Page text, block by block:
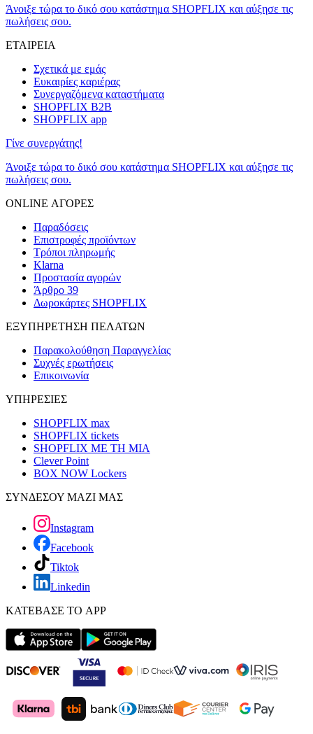
Άνοιξε τώρα το δικό σου κατάστημα SHOPFLIX και αύξησε τις
πωλήσεις σου.
ΕΤΑΙΡΕΙΑ
Σχετικά με εμάς
Ευκαιρίες καριέρας
Συνεργαζόμενα καταστήματα
SHOPFLIX B2B
SHOPFLIX app
Γίνε συνεργάτης!
Άνοιξε τώρα το δικό σου κατάστημα SHOPFLIX και αύξησε τις
πωλήσεις σου.
ONLINE ΑΓΟΡΕΣ
Παραδόσεις
Επιστροφές προϊόντων
Τρόποι πληρωμής
Klarna
Προστασία αγορών
Άρθρο 39
Δωροκάρτες SHOPFLIX
ΕΞΥΠΗΡΕΤΗΣΗ ΠΕΛΑΤΩΝ
Παρακολούθηση Παραγγελίας
Συχνές ερωτήσεις
Επικοινωνία
ΥΠΗΡΕΣΙΕΣ
SHOPFLIX max
SHOPFLIX tickets
SHOPFLIX ΜΕ ΤΗ ΜΙΑ
Clever Point
BOX NOW Lockers
ΣΥΝΔΕΣΟΥ ΜΑΖΙ ΜΑΣ
Instagram
Facebook
Tiktok
Linkedin
ΚΑΤΕΒΑΣΕ ΤΟ APP